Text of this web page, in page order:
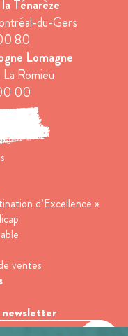
Ténarèze
du-Gers
80
Lomagne
Romieu
00
d’Excellence »
ventes
newsletter